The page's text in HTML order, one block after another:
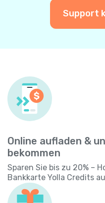
eingeben.
Support
Online aufladen &
bekommen
Sparen Sie bis zu 20% –
Bankkarte Yolla Credits